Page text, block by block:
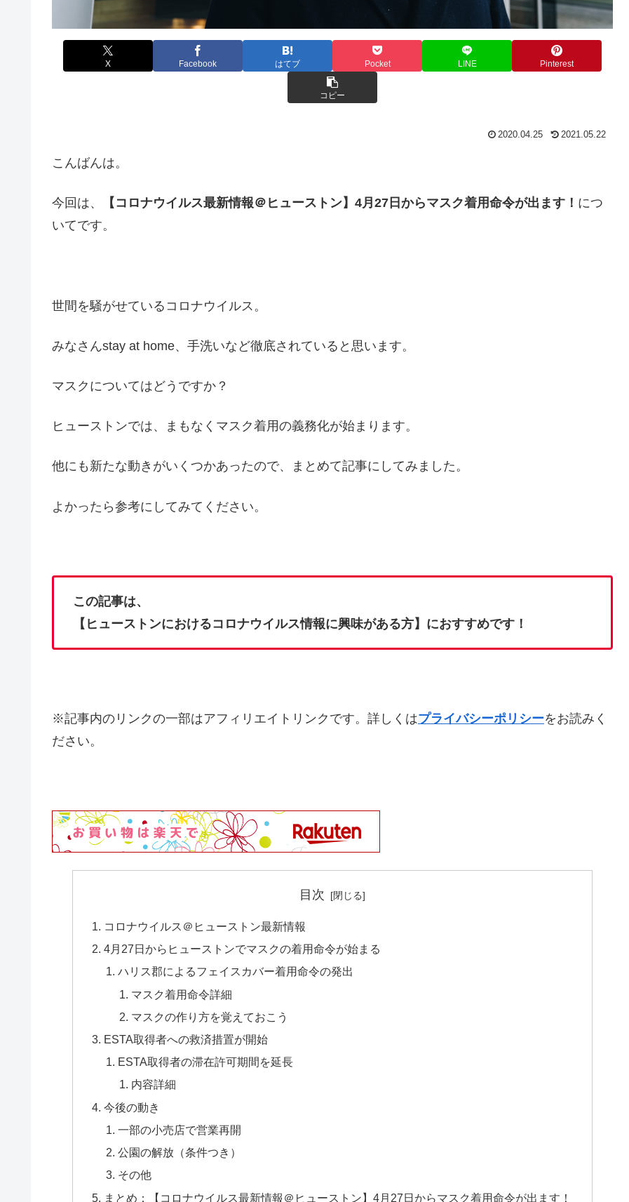
X Facebook はてブ Pocket LINE Pinterest
コピー
2020.04.25 2021.05.22
こんばんは。
今回は、 【コロナウイルス最新情報＠ヒューストン】4月27日からマスク着用命令が出ます！ につ
いてです。
世間を騒がせているコロナウイルス。
みなさんstay at home、手洗いなど徹底されていると思います。
マスクについてはどうですか？
ヒューストンでは、まもなくマスク着用の義務化が始まります。
他にも新たな動きがいくつかあったので、まとめて記事にしてみました。
よかったら参考にしてみてください。
この記事は、
【ヒューストンにおけるコロナウイルス情報に興味がある方】におすすめです！
※記事内のリンクの一部はアフィリエイトリンクです。詳しくはプライバシーポリシーをお読みく
ださい。
目次
コロナウイルス＠ヒューストン最新情報
4月27日からヒューストンでマスクの着用命令が始まる
ハリス郡によるフェイスカバー着用命令の発出
マスク着用命令詳細
マスクの作り方を覚えておこう
ESTA取得者への救済措置が開始
ESTA取得者の滞在許可期間を延長
内容詳細
今後の動き
一部の小売店で営業再開
公園の解放（条件つき）
その他
まとめ：【コロナウイルス最新情報＠ヒューストン】4月27日からマスク着用命令が出ます！